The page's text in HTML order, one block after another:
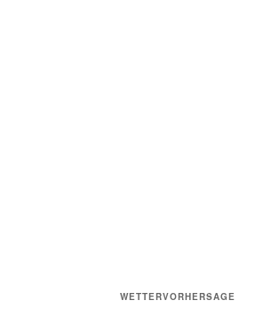
WETTERVORHERSAGE